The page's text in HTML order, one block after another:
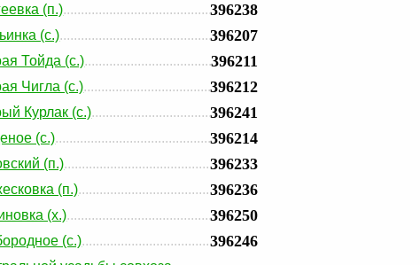
(п.) 396238
(с.) 396207
Тойда (с.) 396211
Чигла (с.) 396212
Курлак (с.) 396241
(с.) 396214
(п.) 396233
(п.) 396236
(х.) 396250
(с.) 396246